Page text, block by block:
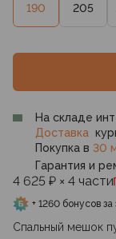
190 205
На складе
Доставка
Покупка в 30
Гарантия и
4 625 ₽ × 4 части
+ 1260 бонусов
Спальный мешок